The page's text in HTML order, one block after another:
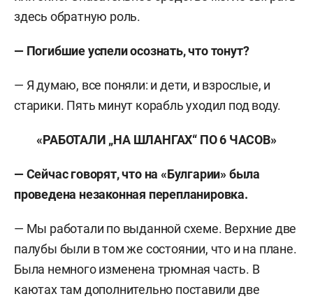
здесь обратную роль.
— Погибшие успели осознать, что тонут?
— Я думаю, все поняли: и дети, и взрослые, и
старики. Пять минут корабль уходил под воду.
«РАБОТАЛИ „НА ШЛАНГАХ“ ПО 6 ЧАСОВ»
— Сейчас говорят, что на «Булгарии» была
проведена незаконная перепланировка.
— Мы работали по выданной схеме. Верхние две
палубы были в том же состоянии, что и на плане.
Была немного изменена трюмная часть. В
каютах там дополнительно поставили две